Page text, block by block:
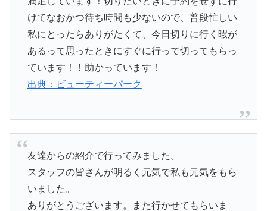
けてなおかつ待ち時間も少ないので、普段忙しい
私にとったらありがたくて、今日切りに行く暇が
あるって思ったときにすぐに行って切ってもらっ
ています！！助かっています！
出典：ビューティーパーク
友達からの紹介で行ってみました。
スタッフの皆さんが明るく元気で私も元気をもら
いました。
ありがとうございます。また行かせてもらいま